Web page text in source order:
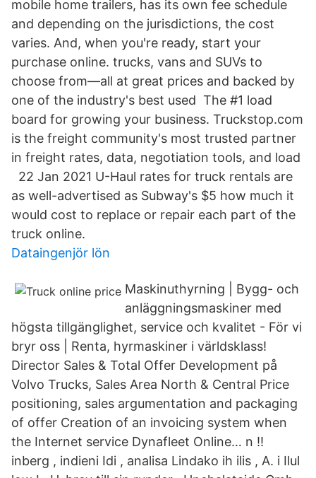
mobile home trailers, has its own fee schedule
and depending on the jurisdictions, the cost
varies. And, when you're ready, start your
purchase online. trucks, vans and SUVs to
choose from—all at great prices and backed by
one of the industry's best used The #1 load
board for growing your business. Truckstop.com
is the freight community's most trusted partner
in freight rates, data, negotiation tools, and load
22 Jan 2021 U-Haul rates for truck rentals are
as well-advertised as Subway's $5 how much it
would cost to replace or repair each part of the
truck online.
Dataingenjör lön
Maskinuthyrning | Bygg- och
anläggningsmaskiner med
högsta tillgänglighet, service och kvalitet - För vi
bryr oss | Renta, hyrmaskiner i världsklass!
Director Sales & Total Offer Development på
Volvo Trucks, Sales Area North & Central Price
positioning, sales argumentation and packaging
of offer Creation of an invoicing system when
the Internet service Dynafleet Online… n !!
inberg , indieni Idi , analisa Lindako ih ilis , A. i Ilul